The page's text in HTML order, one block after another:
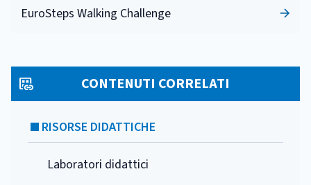
EuroSteps Walking Challenge
CONTENUTI CORRELATI
RISORSE DIDATTICHE
Laboratori didattici